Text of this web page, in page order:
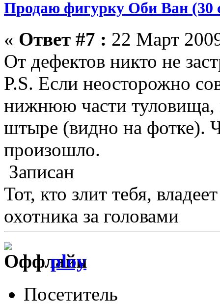
Продаю фигурку Оби Ван (30
« Ответ #7 : 22 Март
От дефектов никто не
P.S. Если неосторожно
нижнюю части
штыре (видно на фотке).
произошло.
Записан
Тот, кто злит тебя,
охотника за головами
ploy
Посетитель